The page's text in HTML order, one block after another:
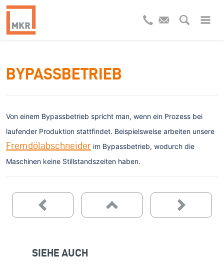
BYPASSBETRIEB
Von einem Bypassbetrieb spricht man, wenn ein Prozess bei
laufender Produktion stattfindet. Beispielsweise arbeiten unsere
Fremdölabschneider im Bypassbetrieb, wodurch die
Maschinen keine Stillstandszeiten haben.
SIEHE AUCH